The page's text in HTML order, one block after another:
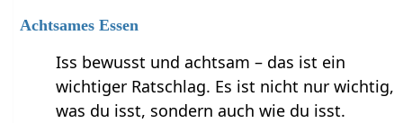
Achtsames Essen
Iss bewusst und achtsam – das ist ein
wichtiger Ratschlag. Es ist nicht nur wichtig,
was du isst, sondern auch wie du isst.